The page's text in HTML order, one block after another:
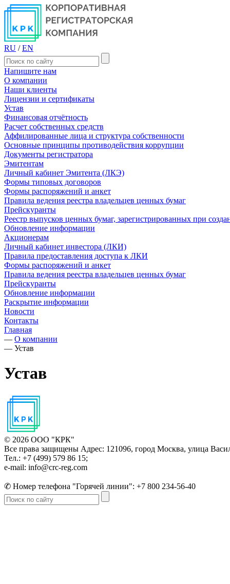
RU / EN
Напишите нам
О компании
Наши клиенты
Лицензии и сертификаты
Устав
Финансовая отчётность
Расчет собственных средств
Аффилированные лица и структура собственности
Основные принципы противодействия коррупции
Документы регистратора
Эмитентам
Личный кабинет Эмитента (ЛКЭ)
Формы типовых договоров
Формы распоряжений и анкет
Правила ведения реестра владельцев ценных бумаг
Прейскуранты
Реестр выпусков ценных бумаг, зарегистрированных при
Обновление информации
Акционерам
Личный кабинет инвестора (ЛКИ)
Правила предоставления доступа к ЛКИ
Формы распоряжений и анкет
Правила ведения реестра владельцев ценных бумаг
Прейскуранты
Обновление информации
Раскрытие информации
Новости
Контакты
Главная
— О компании
— Устав
Устав
© 2026 ООО "КРК"
Все права защищены Адрес: 121096, город Москва, улица
Тел.: +7 (499) 579 86 15;
e-mail: info@crc-reg.com
✆ Номер телефона "Горячей линии": +7 800 234-56-40